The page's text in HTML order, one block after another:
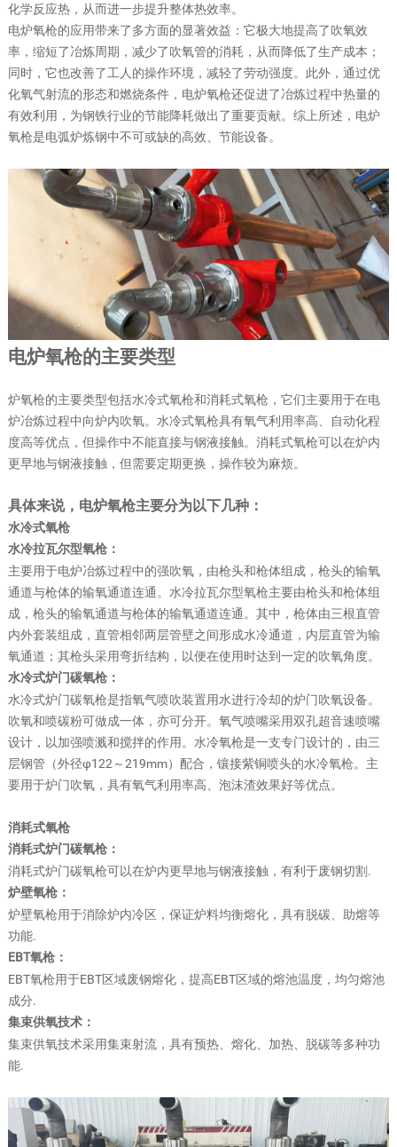
化学反应热，从而进一步提升整体热效率。
电炉氧枪的应用带来了多方面的显著效益：它极大地提高了吹氧效
率，缩短了冶炼周期，减少了吹氧管的消耗，从而降低了生产成本；
同时，它也改善了工人的操作环境，减轻了劳动强度。此外，通过优
化氧气射流的形态和燃烧条件，电炉氧枪还促进了冶炼过程中热量的
有效利用，为钢铁行业的节能降耗做出了重要贡献。综上所述，电炉
氧枪是电弧炉炼钢中不可或缺的高效、节能设备。
电炉氧枪的主要类型
炉氧枪的主要类型包括水冷式氧枪和消耗式氧枪，它们主要用于在电
炉冶炼过程中向炉内吹氧。水冷式氧枪具有氧气利用率高、自动化程
度高等优点，但操作中不能直接与钢液接触。消耗式氧枪可以在炉内
更早地与钢液接触，但需要定期更换，操作较为麻烦。
具体来说，电炉氧枪主要分为以下几种：
水冷式氧枪
水冷拉瓦尔型氧枪：
主要用于电炉冶炼过程中的强吹氧，由枪头和枪体组成，枪头的输氧
通道与枪体的输氧通道连通。水冷拉瓦尔型氧枪主要由枪头和枪体组
成，枪头的输氧通道与枪体的输氧通道连通。其中，枪体由三根直管
内外套装组成，直管相邻两层管壁之间形成水冷通道，内层直管为输
氧通道；其枪头采用弯折结构，以便在使用时达到一定的吹氧角度。
水冷式炉门碳氧枪：
水冷式炉门碳氧枪是指氧气喷吹装置用水进行冷却的炉门吹氧设备。
吹氧和喷碳粉可做成一体，亦可分开。氧气喷嘴采用双孔超音速喷嘴
设计，以加强喷溅和搅拌的作用。水冷氧枪是一支专门设计的，由三
层钢管（外径φ122～219mm）配合，镶接紫铜喷头的水冷氧枪。主
要用于炉门吹氧，具有氧气利用率高、泡沫渣效果好等优点。
消耗式氧枪
消耗式炉门碳氧枪：
消耗式炉门碳氧枪可以在炉内更早地与钢液接触，有利于废钢切割.
炉壁氧枪：
炉壁氧枪用于消除炉内冷区，保证炉料均衡熔化，具有脱碳、助熔等
功能.
EBT氧枪：
EBT氧枪用于EBT区域废钢熔化，提高EBT区域的熔池温度，均匀熔池
成分.
集束供氧技术：
集束供氧技术采用集束射流，具有预热、熔化、加热、脱碳等多种功
能.